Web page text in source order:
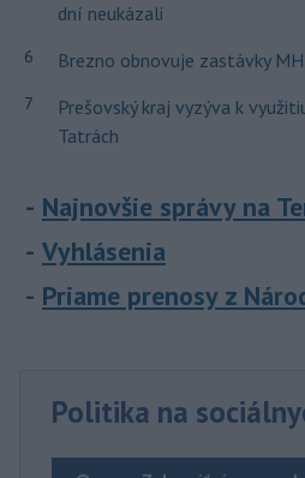
dní neukázali
6 Brezno obnovuje zastávky
7
Prešovský kraj vyzýva k
Tatrách
Najnovšie správy na
Vyhlásenia
Priame prenosy z
Politika na